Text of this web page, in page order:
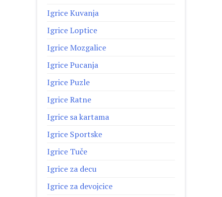
Igrice Kuvanja
Igrice Loptice
Igrice Mozgalice
Igrice Pucanja
Igrice Puzle
Igrice Ratne
Igrice sa kartama
Igrice Sportske
Igrice Tuče
Igrice za decu
Igrice za devojcice